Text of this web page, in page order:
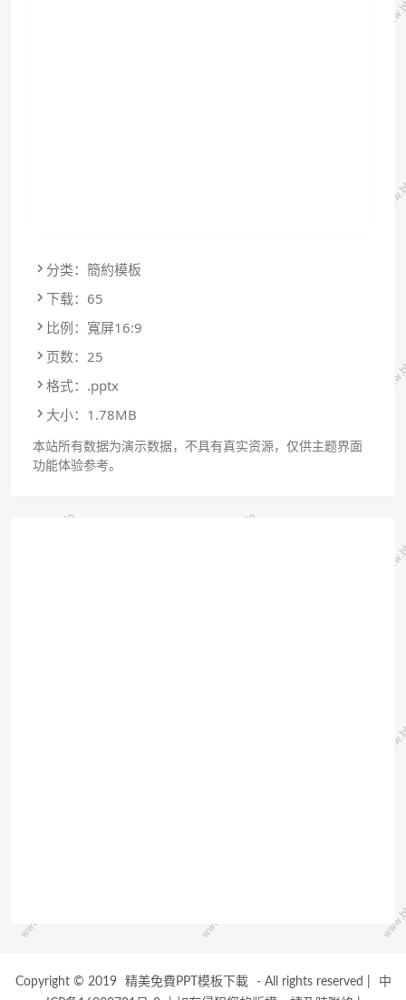
分类：簡約模板
下载：65
比例：寬屏16:9
页数：25
格式：.pptx
大小：1.78MB
本站所有数据为演示数据，不具有真实资源，仅供主题界面
功能体验参考。
Copyright © 2019 精美免費PPT模板下載 - All rights reserved
中